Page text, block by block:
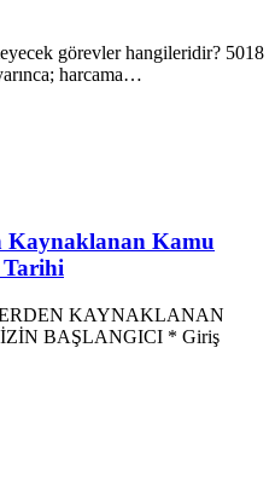
görevler hangileridir? 5018
harcama…
Kaynaklanan Kamu
Tarihi
KAYNAKLANAN
BAŞLANGICI * Giriş